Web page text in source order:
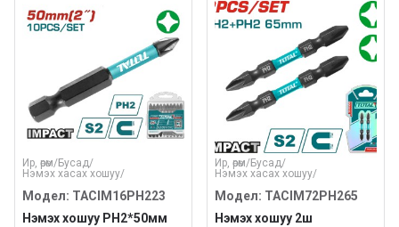
Ир, өрөм/Бусад/
Нэмэх хасах хошуу/
Модел: TACIM16PH223
Нэмэх хошуу PH2*50мм
Ир, өрөм/Бусад/
Нэмэх хасах хошуу/
Модел: TACIM72PH265
Нэмэх хошуу 2ш